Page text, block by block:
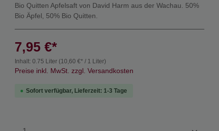
Bio Quitten Apfelsaft von David Harm aus der Wachau. 50%
Bio Äpfel, 50% Bio Quitten.
7,95 €*
Inhalt: 0.75 Liter (10,60 €* / 1 Liter)
Preise inkl. MwSt. zzgl. Versandkosten
Sofort verfügbar, Lieferzeit: 1-3 Tage